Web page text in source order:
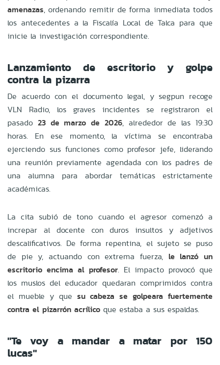
amenazas, ordenando remitir de forma inmediata todos
los antecedentes a la Fiscalía Local de Talca para que
inicie la investigación correspondiente.
Lanzamiento de escritorio y golpe
contra la pizarra
De acuerdo con el documento legal, y segpun recoge
VLN Radio, los graves incidentes se registraron el
pasado 23 de marzo de 2026, alrededor de las 19:30
horas. En ese momento, la víctima se encontraba
ejerciendo sus funciones como profesor jefe, liderando
una reunión previamente agendada con los padres de
una alumna para abordar temáticas estrictamente
académicas.
La cita subió de tono cuando el agresor comenzó a
increpar al docente con duros insultos y adjetivos
descalificativos. De forma repentina, el sujeto se puso
de pie y, actuando con extrema fuerza, le lanzó un
escritorio encima al profesor. El impacto provocó que
los muslos del educador quedaran comprimidos contra
el mueble y que su cabeza se golpeara fuertemente
contra el pizarrón acrílico que estaba a sus espaldas.
"Te voy a mandar a matar por 150
lucas"